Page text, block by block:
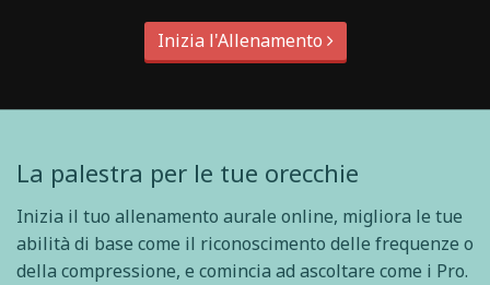
Inizia l'Allenamento
La palestra per le tue orecchie
Inizia il tuo allenamento aurale online, migliora le tue
abilità di base come il riconoscimento delle frequenze o
della compressione, e comincia ad ascoltare come i Pro.